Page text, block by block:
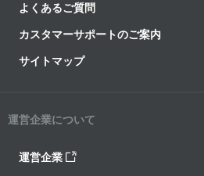
よくあるご質問
カスタマーサポートのご案内
サイトマップ
運営企業について
運営企業